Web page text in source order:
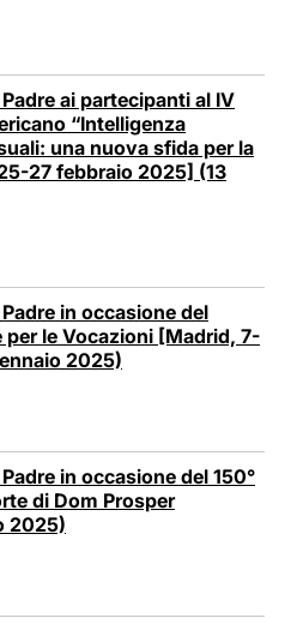
ai partecipanti al IV
“Intelligenza
una nuova sfida per la
27 febbraio 2025] (13
in occasione del
le Vocazioni [Madrid, 7-
2025)
in occasione del 150°
di Dom Prosper
2025)